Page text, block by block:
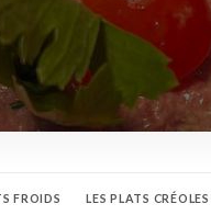
FROIDS LES PLATS CRÉOLES